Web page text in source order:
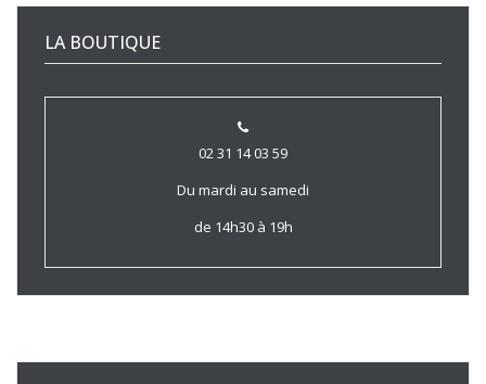
LA BOUTIQUE
02 31 14 03 59
Du mardi au samedi
de 14h30 à 19h